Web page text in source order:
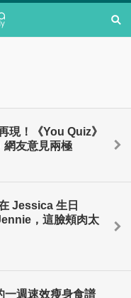
現！《You Quiz》
網友意見兩極
Jessica 生日
，這臉頰肉太
週速效瘦身食譜